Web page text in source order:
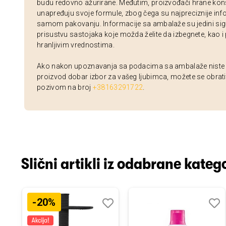
budu redovno ažurirane. Međutim, proizvođači hrane
unapređuju svoje formule, zbog čega su najpreciznije
samom pakovanju. Informacije sa ambalaže su jedini
prisustvu sastojaka koje možda želite da izbegnete, kao
hranljivim vrednostima.
Ako nakon upoznavanja sa podacima sa ambalaže niste
proizvod dobar izbor za vašeg ljubimca, možete se
pozivom na broj +38163291722
Slični artikli iz odabrane
-20%